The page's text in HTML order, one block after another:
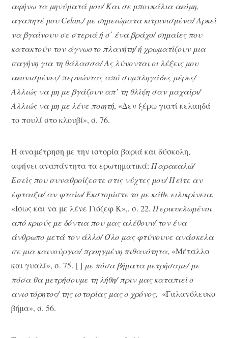
αφήνω τα μηνύματά μου/ Και σε μπουκάλια ακόμη,
αγαπητέ μου Celan,/ με σημειώματα κιτρινισμένα/ Αρκεί
να βγαίνουν σε στεριά ή σ΄ ένα βράχο/ σημαίες που
κατακτούν τον άγνωστο πλανήτη/ ή χρωματίζουν μια
σαγήνη για τη θάλασσα/ Ας λύνονται οι λέξεις μου
ακονισμένες/ περνώντας από συμπληγάδες μέρες/
Αλλιώς να μη με βγάζουν απ’ τη θλίψη σαν μαχαίρι/
Αλλιώς να μη με λένε ποιητή, «Δεν ξέρω γιατί κελαηδά
το πουλί στο κλουβί», σ. 76.
Η αναμέτρηση με την ιστορία βαριά και δύσκολη,
αφήνει αναπάντητα τα ερωτηματικά:Παρακαλώ/
Εσείς που συναθροίζεστε στις νύχτες μου/ Πείτε αν
έφταιξα/ αν φταίω/ Εκστομίστε το με κάθε ειλικρίνεια,
«Ίσως και να με λένε Γιόζεφ Κ»,. σ. 22.Περικυκλωμένοι
από κριούς με δόντια που μας αλέθουν/ τον ένα
άνθρωπο μετά τον άλλο/ Όλο μας φτύνουνε ανάσκελα
σε μια καινούργια/ προηγμένη πιθανότητα, «Μέταλλο
και γυαλί», σ. 75. [ ] με πόσα βήματα μετρήσαμε/ με
πόσα θα μετρήσουμε τη λήθη/ πριν μας καταπιεί ο
ανιστόρητος/ της ιστορίας μας ο χρόνος, «Γαλανόλευκο
βήμα», σ. 56.